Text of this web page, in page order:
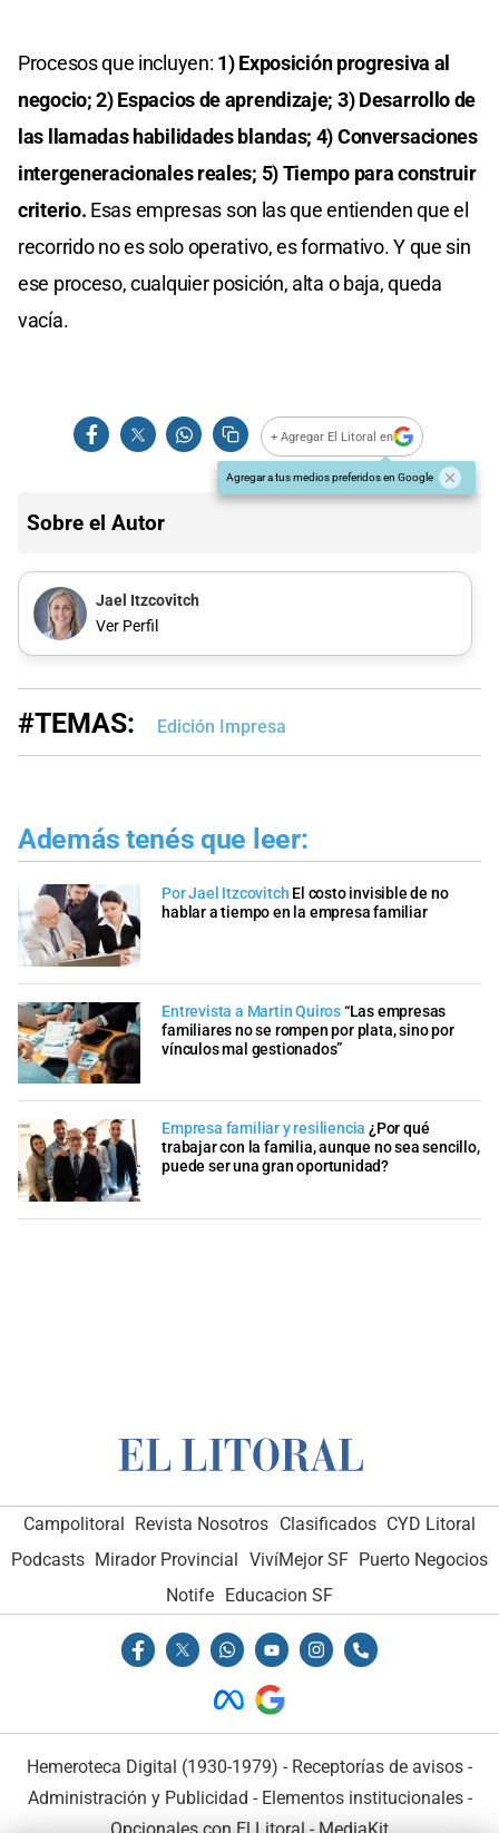
Procesos que incluyen: 1) Exposición progresiva al
negocio; 2) Espacios de aprendizaje; 3) Desarrollo de
las llamadas habilidades blandas; 4) Conversaciones
intergeneracionales reales; 5) Tiempo para construir
criterio. Esas empresas son las que entienden que el
recorrido no es solo operativo, es formativo. Y que sin
ese proceso, cualquier posición, alta o baja, queda
vacía.
+ Agregar El Litoral en
Agregar a tus medios preferidos en Google
Sobre el Autor
Jael Itzcovitch
Ver Perfil
#TEMAS: Edición Impresa
Además tenés que leer:
Por Jael Itzcovitch El costo invisible de no
hablar a tiempo en la empresa familiar
Entrevista a Martin Quiros“Las empresas
familiares no se rompen por plata, sino por
vínculos mal gestionados”
Empresa familiar y resiliencia ¿Por qué
trabajar con la familia, aunque no sea sencillo,
puede ser una gran oportunidad?
Campolitoral Revista Nosotros Clasificados CYD Litoral
Podcasts Mirador Provincial VivíMejor SF Puerto Negocios
Notife
Educacion SF
Hemeroteca Digital (1930-1979) - Receptorías de avisos -
Administración y Publicidad - Elementos institucionales-